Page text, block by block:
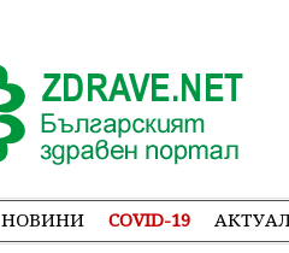
НОВИНИ COVID-19